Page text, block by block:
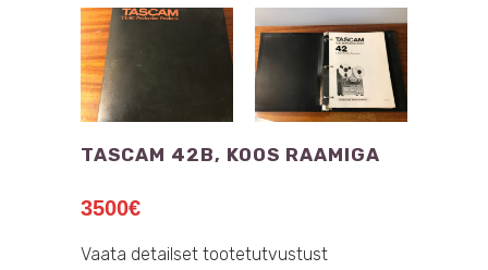
TASCAM 42B, KOOS RAAMIGA
3500€
Vaata detailset tootetutvustust